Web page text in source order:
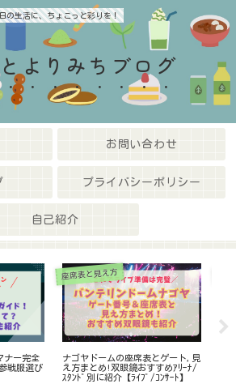
の生活に、ちょこっと彩りを！
よりみちブログ
お問い合わせ
プライバシーポリシー
自己紹介
ト番号か
見え方&
めも解説
座席表と見え方
ららｱﾘｰﾅ東京ﾍﾞｲのﾗｲﾌﾞ座席表と
見え方!駐車場やｷｬﾊﾟ/ｱｸｾｽについ
ても!